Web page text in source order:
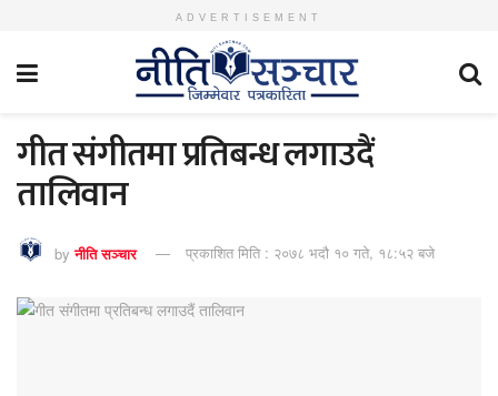
ADVERTISEMENT
गीत संगीतमा प्रतिबन्ध लगाउदैं
तालिवान
by नीति सञ्चार प्रकाशित मिति : २०७८ भदौ १० गते, १८:५२ बजे